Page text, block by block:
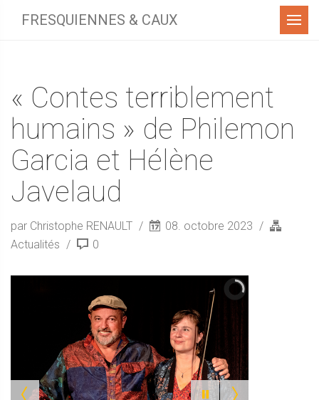
FRESQUIENNES & CAUX Menu
« Contes terriblement
humains » de Philemon
Garcia et Hélène
Javelaud
par Christophe RENAULT
08. octobre 2023
Actualités
0